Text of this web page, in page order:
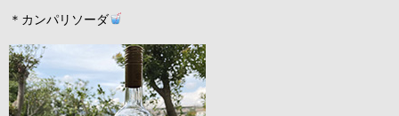
＊カンパリソーダ